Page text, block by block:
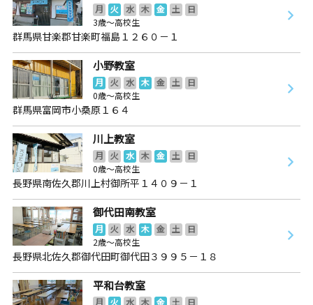
月 火 水 木 金 土
日
3歳～高校生
群馬県甘楽郡甘楽町福島１２６０－１
小野教室
月 火 水 木 金 土
日
0歳～高校生
群馬県富岡市小桑原１６４
川上教室
月 火 水 木 金 土
日
0歳～高校生
長野県南佐久郡川上村御所平１４０９－１
御代田南教室
月 火 水 木 金 土
日
2歳～高校生
長野県北佐久郡御代田町御代田３９９５－１８
平和台教室
月 火 水 木 金 土
日